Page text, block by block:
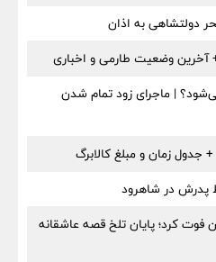
دولتشاهی به اذان
وضعیت طارمی و اخباری
| ماجرای زود تمام شدن
پدرش در شاهرود
فوت کرد؛ پایان تلخ قصه عاشقانه